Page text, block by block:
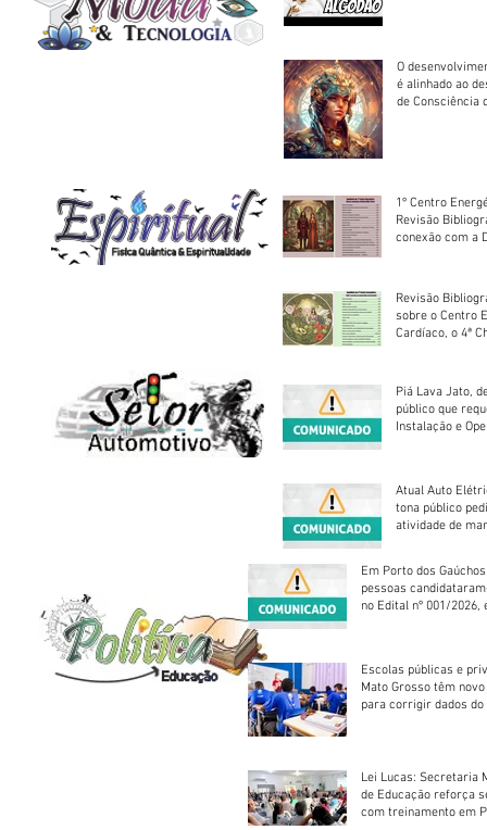
O
é alinhado ao
de Consciência
1º Centro
Revisão
conexão com a
Revisão
sobre o Centro
Cardíaco, o 4ª
Piá Lava Jato,
público que
Instalação e
Atual Auto
tona público
atividade de
Em Porto dos
pessoas
no Edital nº 001/2026,
Escolas públicas e
Mato Grosso têm
para corrigir dados do
Lei Lucas: Secretaria
de Educação reforça
com treinamento em